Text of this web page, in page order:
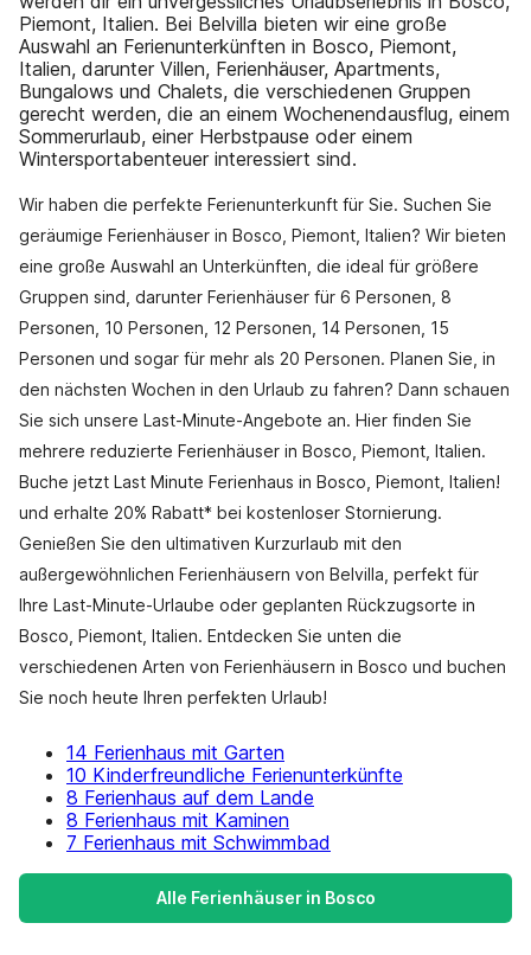
Piemont, Italien. Bei Belvilla bieten wir eine große
Auswahl an Ferienunterkünften in Bosco, Piemont,
Italien, darunter Villen, Ferienhäuser, Apartments,
Bungalows und Chalets, die verschiedenen Gruppen
gerecht werden, die an einem Wochenendausflug, einem
Sommerurlaub, einer Herbstpause oder einem
Wintersportabenteuer interessiert sind.
Wir haben die perfekte Ferienunterkunft für Sie. Suchen Sie
geräumige Ferienhäuser in Bosco, Piemont, Italien? Wir bieten
eine große Auswahl an Unterkünften, die ideal für größere
Gruppen sind, darunter Ferienhäuser für 6 Personen, 8
Personen, 10 Personen, 12 Personen, 14 Personen, 15
Personen und sogar für mehr als 20 Personen. Planen Sie, in
den nächsten Wochen in den Urlaub zu fahren? Dann schauen
Sie sich unsere Last-Minute-Angebote an. Hier finden Sie
mehrere reduzierte Ferienhäuser in Bosco, Piemont, Italien.
Buche jetzt Last Minute Ferienhaus in Bosco, Piemont, Italien!
und erhalte 20% Rabatt* bei kostenloser Stornierung.
Genießen Sie den ultimativen Kurzurlaub mit den
außergewöhnlichen Ferienhäusern von Belvilla, perfekt für
Ihre Last-Minute-Urlaube oder geplanten Rückzugsorte in
Bosco, Piemont, Italien. Entdecken Sie unten die
verschiedenen Arten von Ferienhäusern in Bosco und buchen
Sie noch heute Ihren perfekten Urlaub!
14 Ferienhaus mit Garten
10 Kinderfreundliche Ferienunterkünfte
8 Ferienhaus auf dem Lande
8 Ferienhaus mit Kaminen
7 Ferienhaus mit Schwimmbad
Alle Ferienhäuser in Bosco